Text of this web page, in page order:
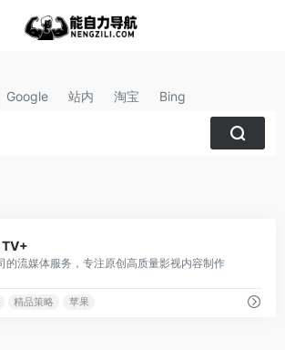
Google 站内 淘宝 Bing
的流媒体服务，专注原创高质量影视内容制作
精品策略 苹果